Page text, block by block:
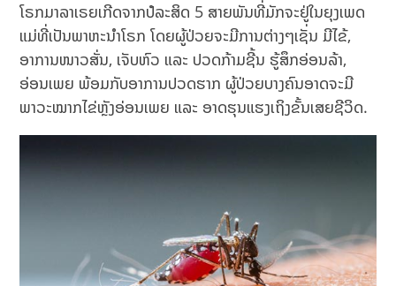
ໂຣກມາລາເຣຍເກີດຈາກປໍລະສິດ 5 ສາຍພັນທີ່ມັກຈະຢູ່ໃນຍຸງເພດ
ແມ່ທີ່ເປັນພາຫະນຳໂຣກ ໂດຍຜູ້ປ່ວຍຈະມີການຕ່າງໆເຊັ່ນ ມີໄຂ້,
ອາການໜາວສັ່ນ, ເຈັບຫົວ ແລະ ປວດກ້າມຊີ້ນ ຮູ້ສຶກອ່ອນລ້າ,
ອ່ອນເພຍ ພ້ອມກັບອາການປວດຮາກ ຜູ້ປ່ວຍບາງຄົນອາດຈະມີ
ພາວະໝາກໄຂ່ຫຼັງອ່ອນເພຍ ແລະ ອາດຮຸນແຮງເຖິງຂັ້ນເສຍຊີວິດ.